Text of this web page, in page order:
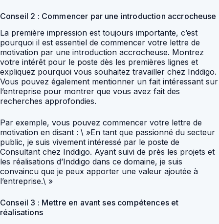
Conseil 2 : Commencer par une introduction accrocheuse
La première impression est toujours importante, c’est
pourquoi il est essentiel de commencer votre lettre de
motivation par une introduction accrocheuse. Montrez
votre intérêt pour le poste dès les premières lignes et
expliquez pourquoi vous souhaitez travailler chez Inddigo.
Vous pouvez également mentionner un fait intéressant sur
l’entreprise pour montrer que vous avez fait des
recherches approfondies.
Par exemple, vous pouvez commencer votre lettre de
motivation en disant : \ »En tant que passionné du secteur
public, je suis vivement intéressé par le poste de
Consultant chez Inddigo. Ayant suivi de près les projets et
les réalisations d’Inddigo dans ce domaine, je suis
convaincu que je peux apporter une valeur ajoutée à
l’entreprise.\ »
Conseil 3 : Mettre en avant ses compétences et
réalisations